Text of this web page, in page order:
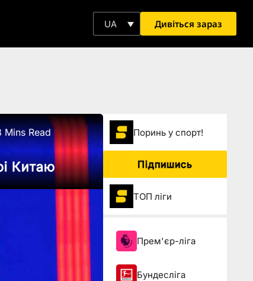
UA Дивіться зараз
Mins Read
Китаю
Поринь у спорт!
Підпишись
ТОП ліги
Прем'єр-ліга
Бундесліга